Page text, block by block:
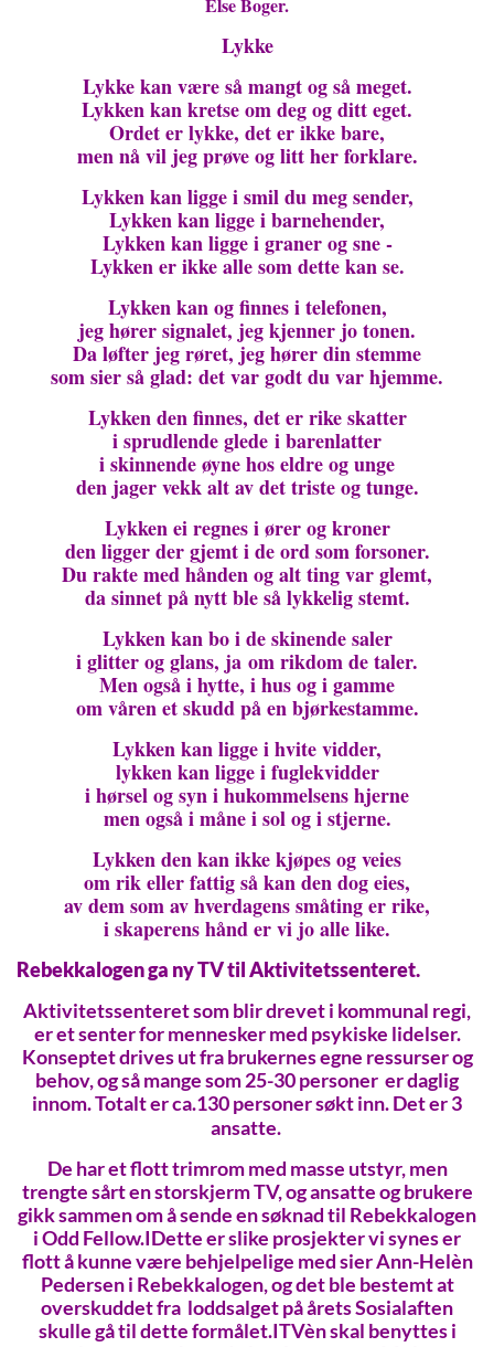
Lykke
Lykke kan være så mangt og så meget.
Lykken kan kretse om deg og ditt eget.
Ordet er lykke, det er ikke bare,
men nå vil jeg prøve og litt her forklare.
Lykken kan ligge i smil du meg sender,
Lykken kan ligge i barnehender,
Lykken kan ligge i graner og sne -
Lykken er ikke alle som dette kan se.
Lykken kan og finnes i telefonen,
jeg hører signalet, jeg kjenner jo tonen.
Da løfter jeg røret, jeg hører din stemme
som sier så glad: det var godt du var hjemme.
Lykken den finnes, det er rike skatter
i sprudlende glede i barenlatter
i skinnende øyne hos eldre og unge
den jager vekk alt av det triste og tunge.
Lykken ei regnes i ører og kroner
den ligger der gjemt i de ord som forsoner.
Du rakte med hånden og alt ting var glemt,
da sinnet på nytt ble så lykkelig stemt.
Lykken kan bo i de skinende saler
i glitter og glans, ja om rikdom de taler.
Men også i hytte, i hus og i gamme
om våren et skudd på en bjørkestamme.
Lykken kan ligge i hvite vidder,
lykken kan ligge i fuglekvidder
i hørsel og syn i hukommelsens hjerne
men også i måne i sol og i stjerne.
Lykken den kan ikke kjøpes og veies
om rik eller fattig så kan den dog eies,
av dem som av hverdagens småting er rike,
i skaperens hånd er vi jo alle like.
Rebekkalogen ga ny TV til Aktivitetssenteret.
Aktivitetssenteret som blir drevet i kommunal regi,
er et senter for mennesker med psykiske lidelser.
Konseptet drives ut fra brukernes egne ressurser og
behov, og så mange som 25-30 personer er daglig
innom. Totalt er ca.130 personer søkt inn. Det er 3
ansatte.
De har et flott trimrom med masse utstyr, men
trengte sårt en storskjerm TV, og ansatte og brukere
gikk sammen om å sende en søknad til Rebekkalogen
i Odd Fellow.IDette er slike prosjekter vi synes er
flott å kunne være behjelpelige med sier Ann-Helèn
Pedersen i Rebekkalogen, og det ble bestemt at
overskuddet fra loddsalget på årets Sosialaften
skulle gå til dette formålet.ITVèn skal benyttes i